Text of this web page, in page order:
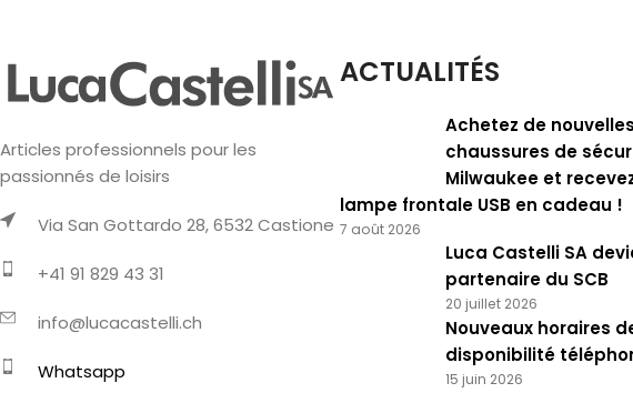
Articles professionnels pour les
passionnés de loisirs
Via San Gottardo 28, 6532 Castione
+41 91 829 43 31
info@lucacastelli.ch
Whatsapp
ACTUALITÉS
Achetez de nouvelles
chaussures de
Milwaukee et
lampe frontale USB en cadeau !
7 août 2026
Luca Castelli SA
partenaire du SCB
20 juillet 2026
Nouveaux horaires
disponibilité
15 juin 2026